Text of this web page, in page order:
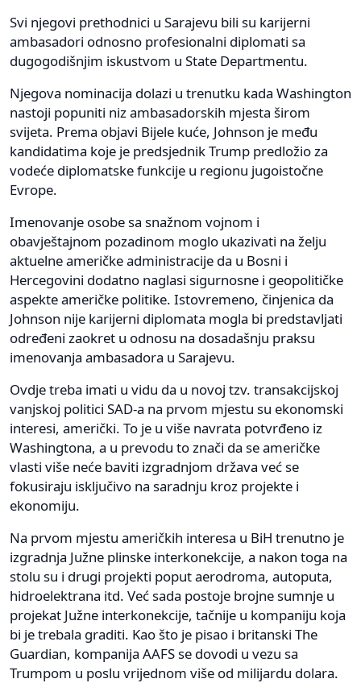
Svi njegovi prethodnici u Sarajevu bili su karijerni
ambasadori odnosno profesionalni diplomati sa
dugogodišnjim iskustvom u State Departmentu.
Njegova nominacija dolazi u trenutku kada Washington
nastoji popuniti niz ambasadorskih mjesta širom
svijeta. Prema objavi Bijele kuće, Johnson je među
kandidatima koje je predsjednik Trump predložio za
vodeće diplomatske funkcije u regionu jugoistočne
Evrope.
Imenovanje osobe sa snažnom vojnom i
obavještajnom pozadinom moglo ukazivati na želju
aktuelne američke administracije da u Bosni i
Hercegovini dodatno naglasi sigurnosne i geopolitičke
aspekte američke politike. Istovremeno, činjenica da
Johnson nije karijerni diplomata mogla bi predstavljati
određeni zaokret u odnosu na dosadašnju praksu
imenovanja ambasadora u Sarajevu.
Ovdje treba imati u vidu da u novoj tzv. transakcijskoj
vanjskoj politici SAD-a na prvom mjestu su ekonomski
interesi, američki. To je u više navrata potvrđeno iz
Washingtona, a u prevodu to znači da se američke
vlasti više neće baviti izgradnjom država već se
fokusiraju isključivo na saradnju kroz projekte i
ekonomiju.
Na prvom mjestu američkih interesa u BiH trenutno je
izgradnja Južne plinske interkonekcije, a nakon toga na
stolu su i drugi projekti poput aerodroma, autoputa,
hidroelektrana itd. Već sada postoje brojne sumnje u
projekat Južne interkonekcije, tačnije u kompaniju koja
bi je trebala graditi. Kao što je pisao i britanski The
Guardian, kompanija AAFS se dovodi u vezu sa
Trumpom u poslu vrijednom više od milijardu dolara.